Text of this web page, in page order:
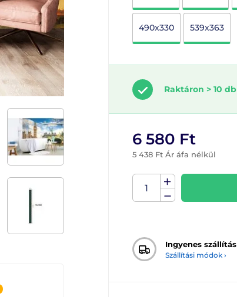
490x330 539x363
Raktáron > 10 db
6 580 Ft
5 438 Ft Ár áfa nélkül
Ingyenes szállítás
Szállítási módok ›